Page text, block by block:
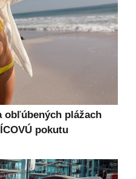
obľúbených plážach
pokutu